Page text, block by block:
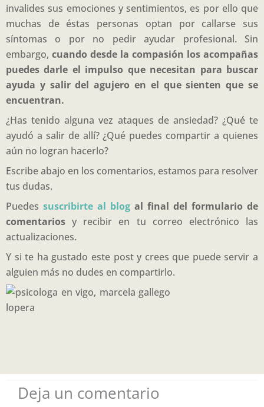
invalides sus emociones y sentimientos, es por ello que
muchas de éstas personas optan por callarse sus
síntomas o por no pedir ayudar profesional. Sin
embargo, cuando desde la compasión los acompañas
puedes darle el impulso que necesitan para buscar
ayuda y salir del agujero en el que sienten que se
encuentran.
¿Has tenido alguna vez ataques de ansiedad? ¿Qué te
ayudó a salir de allí? ¿Qué puedes compartir a quienes
aún no logran hacerlo?
Escribe abajo en los comentarios, estamos para resolver
tus dudas.
Puedes suscribirte al blog al final del formulario de
comentarios y recibir en tu correo electrónico las
actualizaciones.
Y si te ha gustado este post y crees que puede servir a
alguien más no dudes en compartirlo.
Deja un comentario